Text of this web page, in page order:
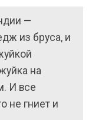
—
из бруса, и
на
И все
не гниет и